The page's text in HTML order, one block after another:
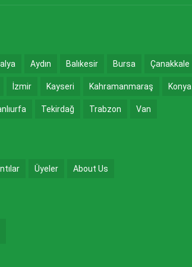
Aydın Balıkesir Bursa Çanakkale
İzmir Kayseri Kahramanmaraş Konya
Tekirdağ Trabzon Van
Üyeler About Us